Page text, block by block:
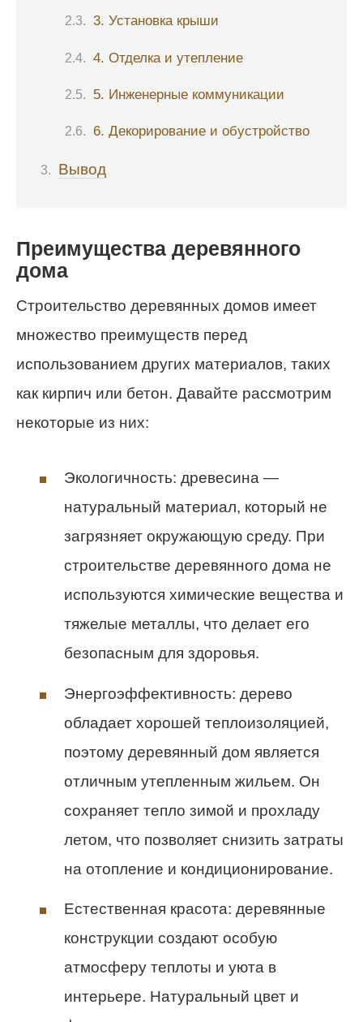
3. Установка крыши
4. Отделка и утепление
5. Инженерные коммуникации
6. Декорирование и обустройство
Вывод
Преимущества деревянного
дома
Строительство деревянных домов имеет
множество преимуществ перед
использованием других материалов, таких
как кирпич или бетон. Давайте рассмотрим
некоторые из них:
Экологичность: древесина —
натуральный материал, который не
загрязняет окружающую среду. При
строительстве деревянного дома не
используются химические вещества и
тяжелые металлы, что делает его
безопасным для здоровья.
Энергоэффективность: дерево
обладает хорошей теплоизоляцией,
поэтому деревянный дом является
отличным утепленным жильем. Он
сохраняет тепло зимой и прохладу
летом, что позволяет снизить затраты
на отопление и кондиционирование.
Естественная красота: деревянные
конструкции создают особую
атмосферу теплоты и уюта в
интерьере. Натуральный цвет и